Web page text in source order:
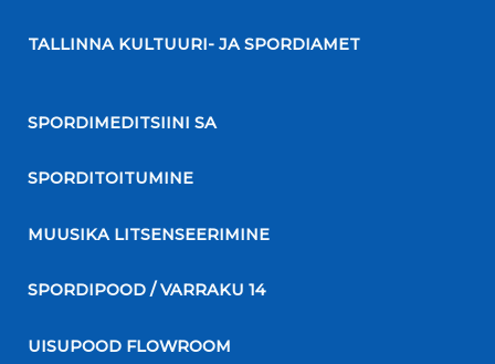
TALLINNA KULTUURI- JA SPORDIAMET
SPORDIMEDITSIINI SA
SPORDITOITUMINE
MUUSIKA LITSENSEERIMINE
SPORDIPOOD / VARRAKU 14
UISUPOOD FLOWROOM